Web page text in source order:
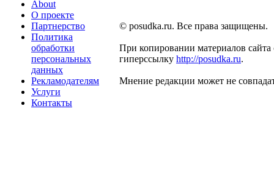
About
О проекте
Партнерство
Политика
обработки
персональных
данных
Рекламодателям
Услуги
Контакты
© posudka.ru. Все права защищены.
При копировании материалов сайта
гиперссылку http://posudka.ru.
Мнение редакции может не